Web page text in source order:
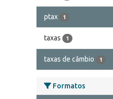
ptax 1
taxas 1
taxas de câmbio 1
Formatos